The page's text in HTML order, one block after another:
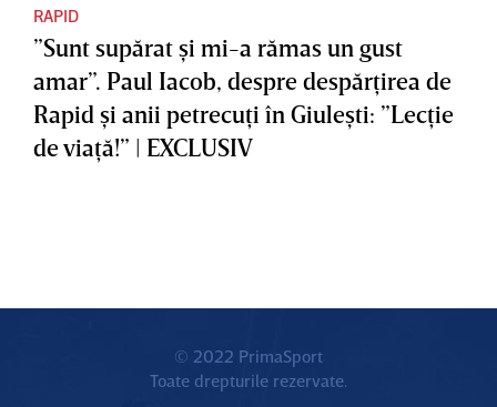
RAPID
”Sunt supărat şi mi-a rămas un gust
amar”. Paul Iacob, despre despărţirea de
Rapid şi anii petrecuţi în Giuleşti: ”Lecţie
de viaţă!” | EXCLUSIV
© 2022 PrimaSport
Toate drepturile rezervate.